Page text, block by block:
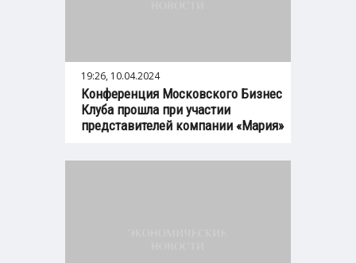
19:26, 10.04.2024
Конференция Московского Бизнес
Клуба прошла при участии
представителей компании «Мария»